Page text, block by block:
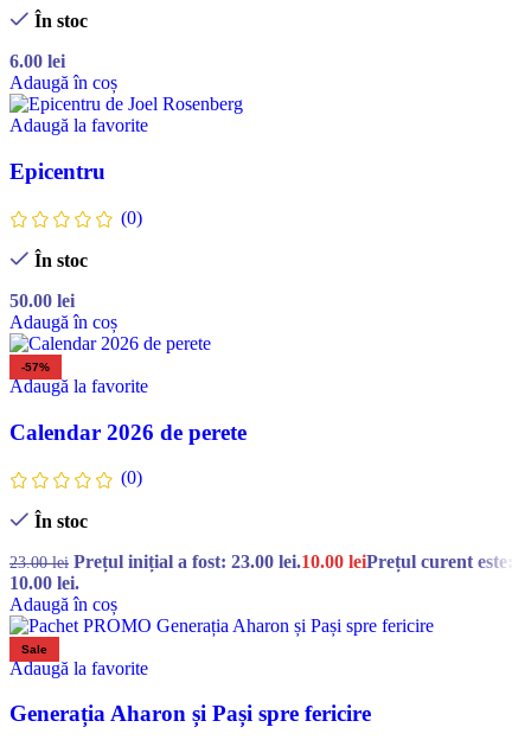
În stoc
6.00 lei
Adaugă în coș
Adaugă la favorite
Epicentru
(0)
În stoc
50.00 lei
Adaugă în coș
-57%
Adaugă la favorite
Calendar 2026 de perete
(0)
În stoc
23.00lei Prețul inițial a fost: 23.00 lei.10.00 leiPrețul curent este:
10.00 lei.
Adaugă în coș
Sale
Adaugă la favorite
Generația Aharon și Pași spre fericire